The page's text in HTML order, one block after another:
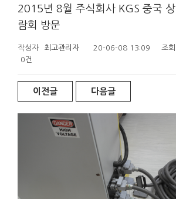
2015년 8월 주식회사 KGS 중국
람회 방문
작성자 최고관리자 20-06-08 13:09 조회
0건
이전글 다음글